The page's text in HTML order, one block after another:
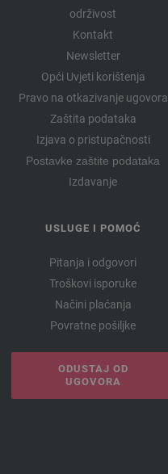
održivost
Kontakt
Newsletter
Opći Uvjeti korištenja
Pravo na otkazivanje ugovora
Zaštita podataka
Izjava o pristupačnosti
Postavke zaštite podataka
Izdavanje
USLUGE I POMOĆ
Pitanja i odgovori
Troškovi isporuke
Načini plaćanja
Povratne pošiljke
ODUSTAJ OD
UGOVORA